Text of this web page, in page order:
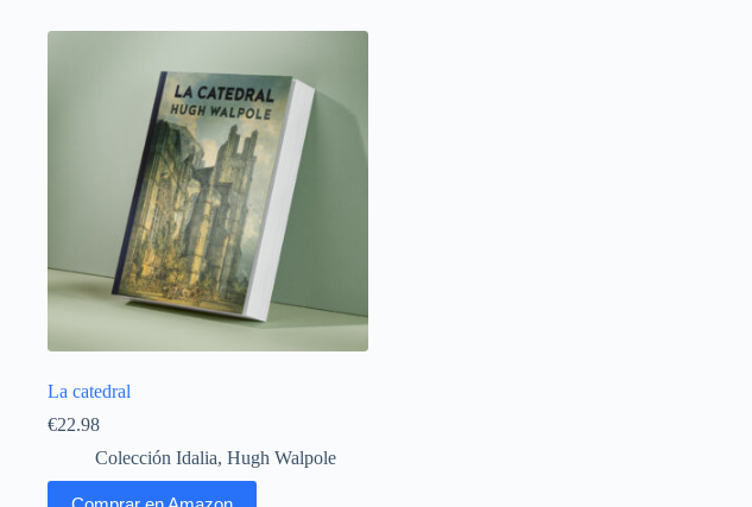
La catedral
€22.98
Colección Idalia, Hugh Walpole